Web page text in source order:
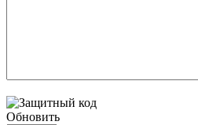
Обновить